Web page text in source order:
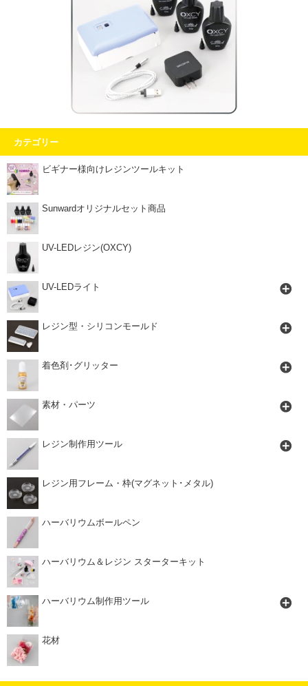
カテゴリー
ビギナー様向けレジンツールキット
Sunwardオリジナルセット商品
UV-LEDレジン(OXCY)
UV-LEDライト
レジン型・シリコンモールド
着色剤･グリッター
素材・パーツ
レジン制作用ツール
レジン用フレーム・枠(マグネット･メタル)
ハーバリウムボールペン
ハーバリウム＆レジン スターターキット
ハーバリウム制作用ツール
花材